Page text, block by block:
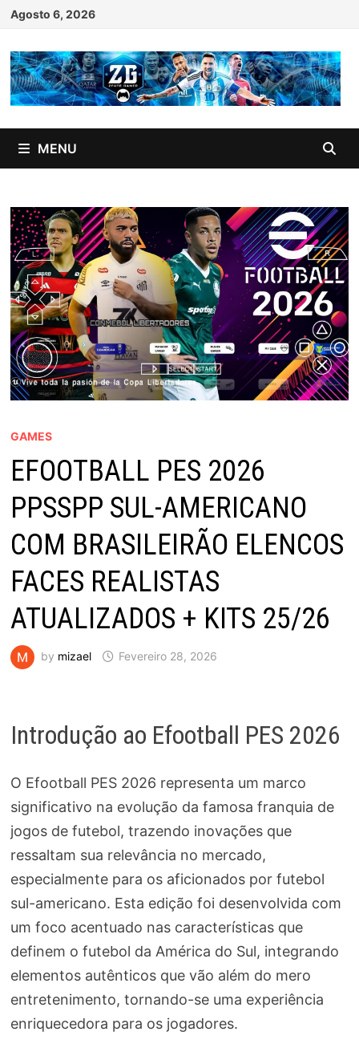
Skip
content
Agosto 6, 2026
MENU
GAMES
EFOOTBALL PES 2026
PPSSPP SUL-AMERICANO
COM BRASILEIRÃO ELENCOS
FACES REALISTAS
ATUALIZADOS + KITS 25/26
by mizael Fevereiro 28, 2026
Introdução ao Efootball PES 2026
O Efootball PES 2026 representa um marco
significativo na evolução da famosa franquia de
jogos de futebol, trazendo inovações que
ressaltam sua relevância no mercado,
especialmente para os aficionados por futebol
sul-americano. Esta edição foi desenvolvida com
um foco acentuado nas características que
definem o futebol da América do Sul, integrando
elementos autênticos que vão além do mero
entretenimento, tornando-se uma experiência
enriquecedora para os jogadores.